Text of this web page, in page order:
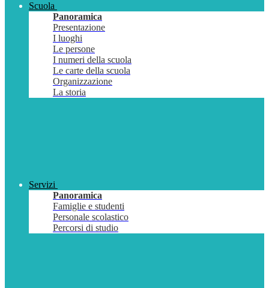
Scuola
Panoramica
Presentazione
I luoghi
Le persone
I numeri della scuola
Le carte della scuola
Organizzazione
La storia
Servizi
Panoramica
Famiglie e studenti
Personale scolastico
Percorsi di studio